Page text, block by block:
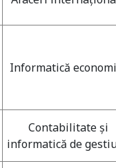
Informatică
Contabilitate şi
informatică de